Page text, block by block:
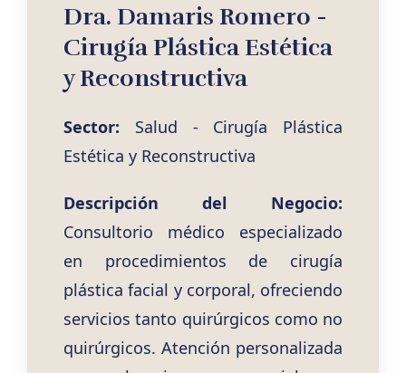
Dra. Damaris Romero -
Cirugía Plástica Estética
y Reconstructiva
Sector: Salud - Cirugía Plástica
Estética y Reconstructiva
Descripción del Negocio:
Consultorio médico especializado
en procedimientos de cirugía
plástica facial y corporal, ofreciendo
servicios tanto quirúrgicos como no
quirúrgicos. Atención personalizada